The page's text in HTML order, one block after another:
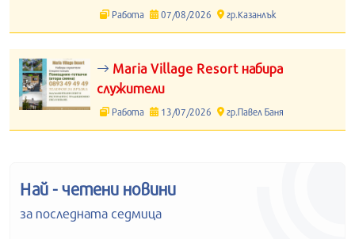
Работа 07/08/2026 гр.Казанлък
Maria Village Resort набира
служители
Работа 13/07/2026 гр.Павел Баня
Най - четени новини
за последната седмица